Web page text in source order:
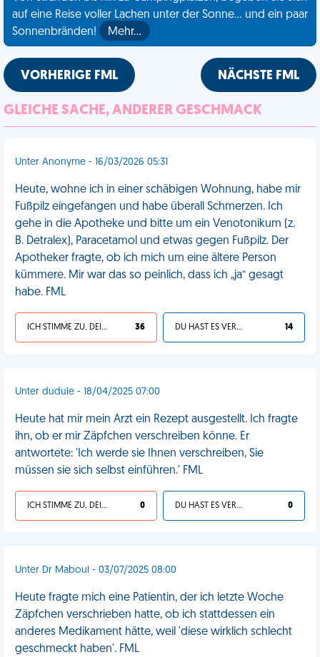
auf eine Reise voller Lachen unter der Sonne... und ein paar
Sonnenbränden!
Mehr…
VORHERIGE FML NÄCHSTE FML
GLEICHE SACHE, ANDERER GESCHMACK
Unter Anonyme - 16/03/2026 05:31
Heute, wohne ich in einer schäbigen Wohnung, habe mir
Fußpilz eingefangen und habe überall Schmerzen. Ich
gehe in die Apotheke und bitte um ein Venotonikum (z.
B. Detralex), Paracetamol und etwas gegen Fußpilz. Der
Apotheker fragte, ob ich mich um eine ältere Person
kümmere. Mir war das so peinlich, dass ich „ja“ gesagt
habe. FML
ICH STIMME ZU, DEIN LEBEN IST SCHEISSE 36 DU HAST ES VERDIENT 14
Unter dudule - 18/04/2025 07:00
Heute hat mir mein Arzt ein Rezept ausgestellt. Ich fragte
ihn, ob er mir Zäpfchen verschreiben könne. Er
antwortete: 'Ich werde sie Ihnen verschreiben, Sie
müssen sie sich selbst einführen.' FML
ICH STIMME ZU, DEIN LEBEN IST SCHEISSE 0 DU HAST ES VERDIENT 0
Unter Dr Maboul - 03/07/2025 08:00
Heute fragte mich eine Patientin, der ich letzte Woche
Zäpfchen verschrieben hatte, ob ich stattdessen ein
anderes Medikament hätte, weil 'diese wirklich schlecht
geschmeckt haben'. FML